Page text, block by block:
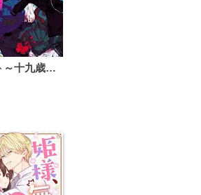
ヒメゴト～十九歳の制服～